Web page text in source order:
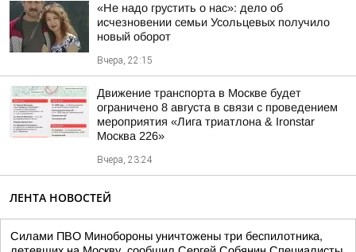
«Не надо грустить о нас»: дело об
исчезновении семьи Усольцевых получило
новый оборот
Вчера, 22:15
Движение транспорта в Москве будет
ограничено 8 августа в связи с проведением
мероприятия «Лига триатлона & Ironstar
Москва 226»
Вчера, 23:24
ЛЕНТА НОВОСТЕЙ
Силами ПВО Минобороны уничтожены три беспилотника,